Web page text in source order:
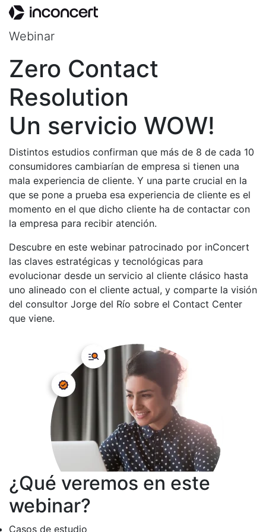
Webinar
Zero Contact
Resolution
Un servicio WOW!
Distintos estudios confirman que más de 8 de cada 10
consumidores cambiarían de empresa si tienen una
mala experiencia de cliente. Y una parte crucial en la
que se pone a prueba esa experiencia de cliente es el
momento en el que dicho cliente ha de contactar con
la empresa para recibir atención.
Descubre en este webinar patrocinado por inConcert
las claves estratégicas y tecnológicas para
evolucionar desde un servicio al cliente clásico hasta
uno alineado con el cliente actual, y comparte la visión
del consultor Jorge del Río sobre el Contact Center
que viene.
¿Qué veremos en este
webinar?
Casos de estudio